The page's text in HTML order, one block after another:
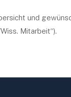
und
Mitarbeit“).